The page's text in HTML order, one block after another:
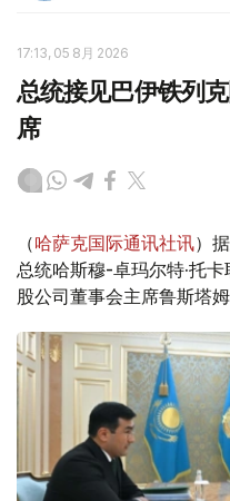
17:13, 05 8月 2026
总统接见巴伊铁列
席
（哈萨克国际通讯社讯）
总统哈斯穆-卓玛尔特·托
股公司董事会主席鲁斯塔姆